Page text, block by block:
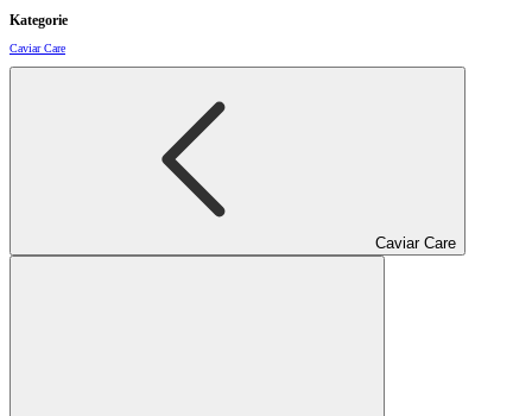
Kategorie
Caviar Care
Caviar Care